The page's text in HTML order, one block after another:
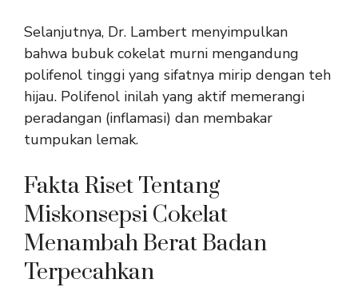
Selanjutnya, Dr. Lambert menyimpulkan
bahwa bubuk cokelat murni mengandung
polifenol tinggi yang sifatnya mirip dengan teh
hijau. Polifenol inilah yang aktif memerangi
peradangan (inflamasi) dan membakar
tumpukan lemak.
Fakta Riset Tentang
Miskonsepsi Cokelat
Menambah Berat Badan
Terpecahkan